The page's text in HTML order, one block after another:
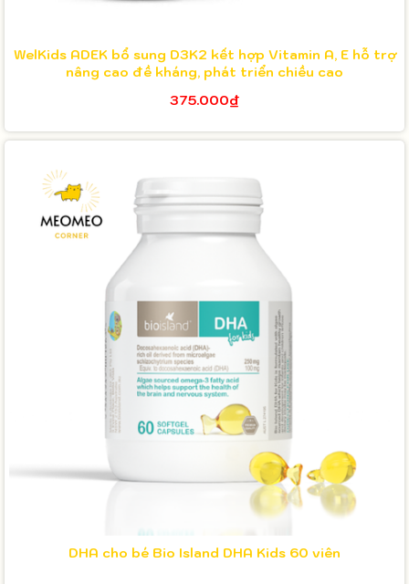
WelKids ADEK bổ sung D3K2 kết hợp Vitamin A, E hỗ trợ
nâng cao đề kháng, phát triển chiều cao
375.000₫
DHA cho bé Bio Island DHA Kids 60 viên